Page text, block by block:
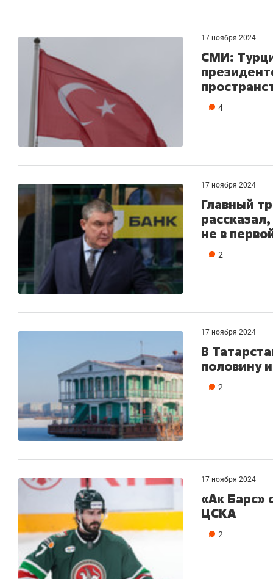
17 ноября 2024
СМИ:
4
17 ноября 2024
Главный
не в
2
17 ноября 2024
В
половину
2
17 ноября 2024
«Ак Барс»
ЦСКА
2